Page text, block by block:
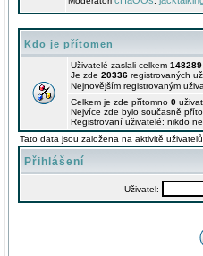
Kdo je přítomen
Uživatelé zaslali celkem 148289
Je zde 20336 registrovaných
Nejnovějším registrovaným
Celkem je zde přítomno 0
Nejvíce zde bylo současně
Registrovaní uživatelé: nikdo
Tato data jsou založena na aktivitě
Přihlášení
Uživatel: